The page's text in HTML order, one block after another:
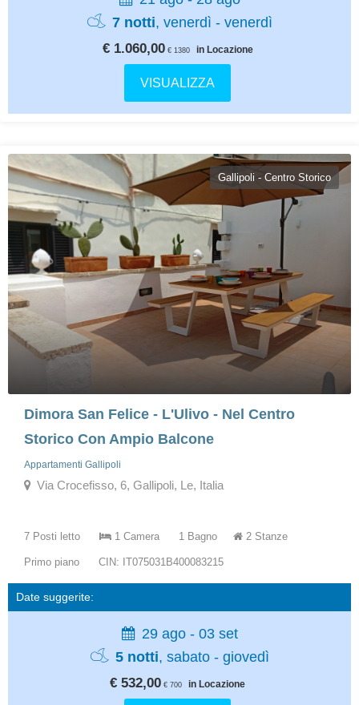
7 notti, venerdì - venerdì
€ 1.060,00 € 1380 in Locazione
VISUALIZZA
Gallipoli - Centro Storico
Dimora San Felice - L'Ulivo - Nel Centro
Storico Con Ampio Balcone
Appartamenti Gallipoli
Via Crocefisso, 6, Gallipoli, Le, Italia
7 Posti letto 1 Camera 1 Bagno 2 Stanze
Primo piano CIN: IT075031B400083215
Date suggerite:
29 ago - 03 set
5 notti, sabato - giovedì
€ 532,00 € 700 in Locazione